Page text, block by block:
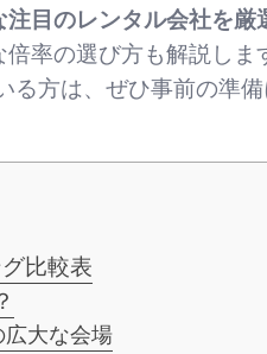
目のレンタル会社を厳
率の選び方も解説しま
る方は、ぜひ事前の準
比較表
大な会場